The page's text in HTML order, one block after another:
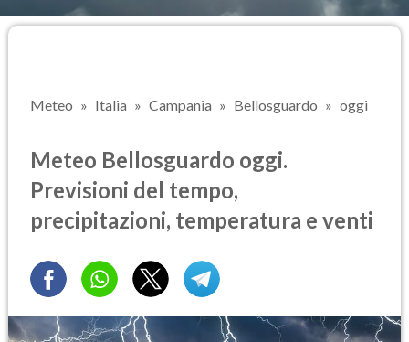
Meteo Italia Campania Bellosguardo oggi
Meteo Bellosguardo oggi.
Previsioni del tempo,
precipitazioni, temperatura e venti